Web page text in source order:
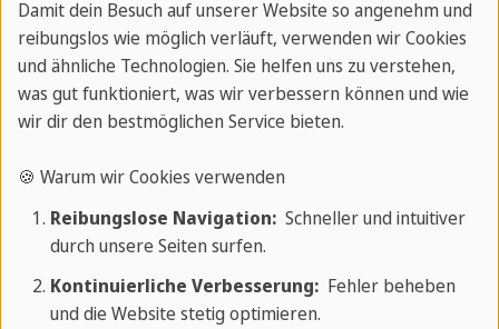
genommen,
ohne es direkt
auszudrücken.
Von bedingter
Aussage:
Möglicherweise,
sicher,
Posiblemente,
seguramente,
probablemente.
Damit dein Besuch auf unserer Website so angenehm und
reibungslos wie möglich verläuft, verwenden wir Cookies
und ähnliche Technologien. Sie helfen uns zu verstehen,
was gut funktioniert, was wir verbessern können und wie
wir dir den bestmöglichen Service bieten.
🍪 Warum wir Cookies verwenden
Reibungslose Navigation:Schneller und intuitiver
durch unsere Seiten surfen.
Kontinuierliche Verbesserung:Fehler beheben
und die Website stetig optimieren.